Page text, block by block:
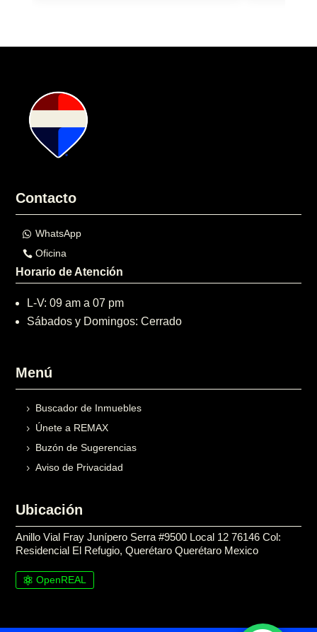
Contacto
WhatsApp
Oficina
Horario de Atención
L-V: 09 am a 07 pm
Sábados y Domingos: Cerrado
Menú
Buscador de Inmuebles
Únete a REMAX
Buzón de Sugerencias
Aviso de Privacidad
Ubicación
Anillo Vial Fray Junípero Serra #9500 Local 12 76146 Col:
Residencial El Refugio, Querétaro Querétaro Mexico
OpenREAL